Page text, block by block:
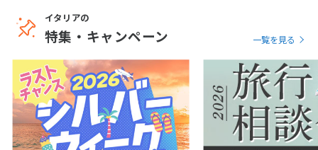
28
2027年3月 3月未定
2 3 5
7
8 9 10 12
13
14
15 16 17 19
20
イタリアの
特集・キャンペーン 一覧を見る